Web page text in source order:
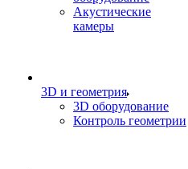
Акустические
камеры
3D и геометрия
3D оборудование
Контроль геометрии